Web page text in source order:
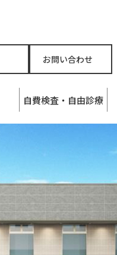
お問い合わせ
自費検査・自由診療